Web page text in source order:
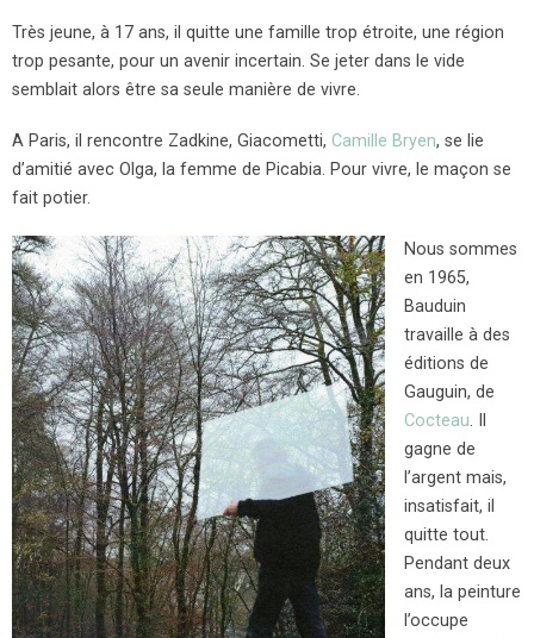
Très jeune, à 17 ans, il quitte une famille trop étroite, une région
trop pesante, pour un avenir incertain. Se jeter dans le vide
semblait alors être sa seule manière de vivre.
A Paris, il rencontre Zadkine, Giacometti, Camille Bryen, se lie
d’amitié avec Olga, la femme de Picabia. Pour vivre, le maçon se
fait potier.
Nous sommes
en 1965,
Bauduin
travaille à des
éditions de
Gauguin, de
Cocteau. Il
gagne de
l’argent mais,
insatisfait, il
quitte tout.
Pendant deux
ans, la peinture
l’occupe